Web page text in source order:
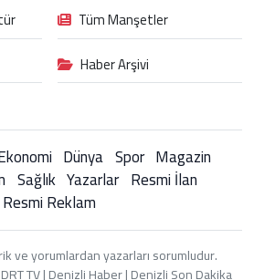
Tüm Manşetler
Haber Arşivi
Dünya Spor Magazin
Sağlık Yazarlar Resmi İlan
Resmi Reklam
ve yorumlardan yazarları sorumludur.
TV | Denizli Haber | Denizli Son Dakika